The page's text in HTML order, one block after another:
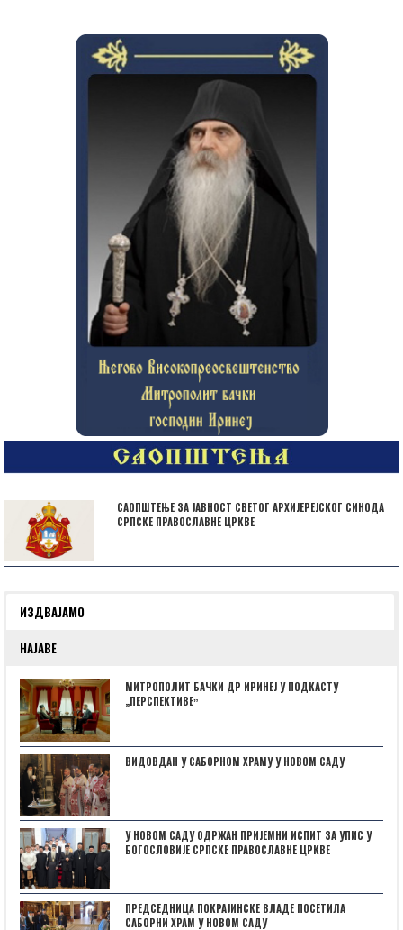
САОПШТЕЊЕ ЗА ЈАВНОСТ СВЕТОГ АРХИЈЕРЕЈСКОГ СИНОДА
СРПСКЕ ПРАВОСЛАВНЕ ЦРКВЕ
ИЗДВАЈАМО
НАЈАВЕ
МИТРОПОЛИТ БАЧКИ ДР ИРИНЕЈ У ПОДКАСТУ
„ПЕРСПЕКТИВЕˮ
ВИДОВДАН У САБОРНОМ ХРАМУ У НОВОМ САДУ
У НОВОМ САДУ ОДРЖАН ПРИЈЕМНИ ИСПИТ ЗА УПИС У
БОГОСЛОВИЈЕ СРПСКЕ ПРАВОСЛАВНЕ ЦРКВЕ
ПРЕДСЕДНИЦА ПОКРАЈИНСКЕ ВЛАДЕ ПОСЕТИЛА
САБОРНИ ХРАМ У НОВОМ САДУ